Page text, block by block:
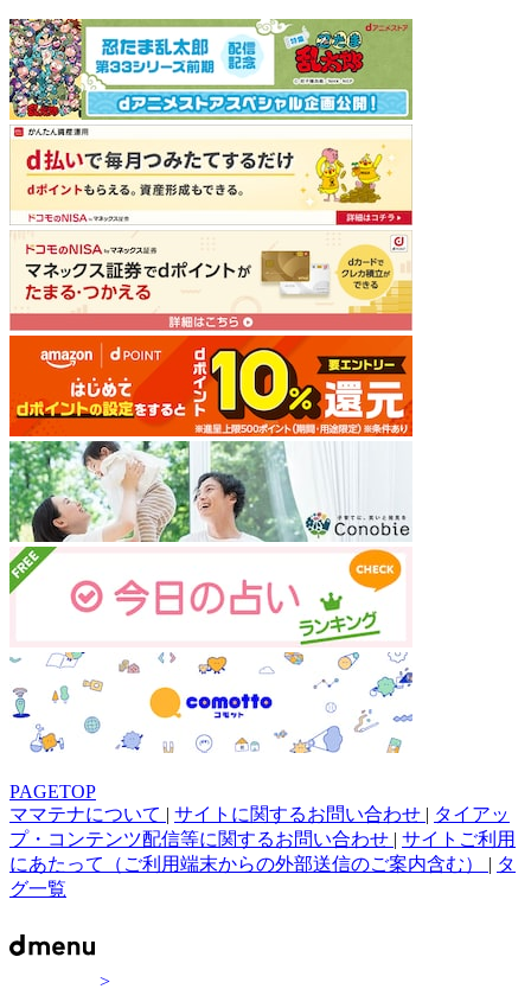
PAGETOP
ママテナについて | サイトに関するお問い合わせ | タイアッ
プ・コンテンツ配信等に関するお問い合わせ | サイトご利用
にあたって（ご利用端末からの外部送信のご案内含む） | タ
グ一覧
>